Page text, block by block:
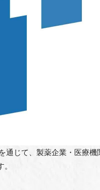
通じて、製薬企業・医療